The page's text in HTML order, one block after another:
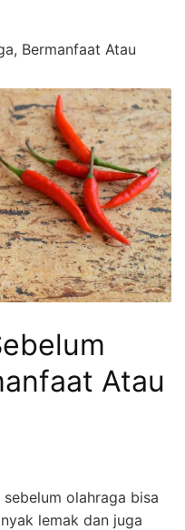
Bermanfaat Atau
Atau
olahraga bisa
lemak dan juga